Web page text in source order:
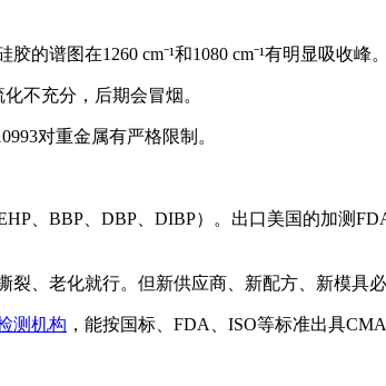
谱图在1260 cm⁻¹和1080 cm⁻¹有明显吸收峰。
不充分，后期会冒烟。
对重金属有严格限制。
、BBP、DBP、DIBP）。出口美国的加测
、老化就行。但新供应商、新配方、新模具必
测机构 ，能按国标、FDA、ISO等标准出具